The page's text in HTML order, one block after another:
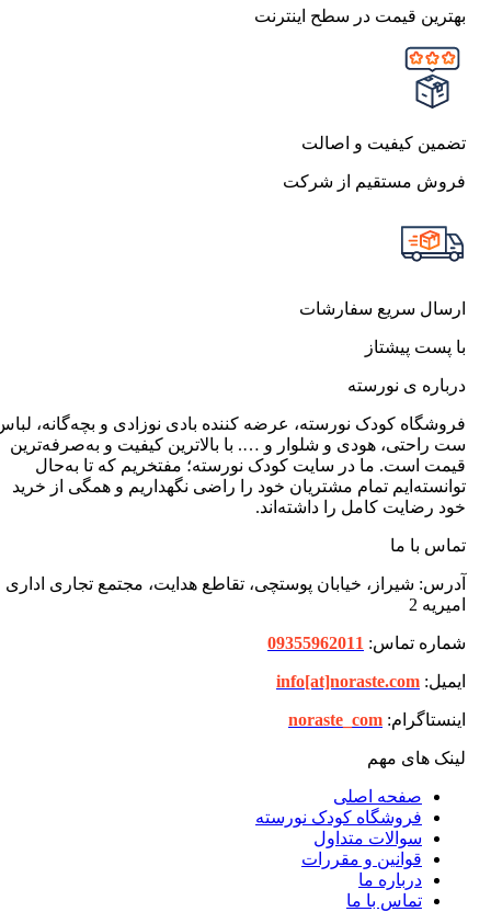
بهترین قیمت در سطح اینترنت
تضمین کیفیت و اصالت
فروش مستقیم از شرکت
ارسال سریع سفارشات
با پست پیشتاز
درباره ی نورسته
فروشگاه کودک نورسته، عرضه کننده بادی نوزادی و بچه‌گانه،
ست راحتی، هودی و شلوار و …. با بالاترین کیفیت و به‌صرفه‌ترین
قیمت است. ما در سایت کودک نورسته؛ مفتخریم که تا به‌حال
توانسته‌ایم تمام مشتریان خود را راضی نگهداریم و همگی از خرید
خود رضایت کامل را داشته‌اند.
تماس با ما
آدرس: شیراز، خیابان پوستچی، تقاطع هدایت، مجتمع تجاری اداری
امیریه 2
شماره تماس: 09355962011
ایمیل: info[at]noraste.com
اینستاگرام: noraste_com
لینک های مهم
صفحه اصلی
فروشگاه کودک نورسته
سوالات متداول
قوانین و مقررات
درباره ما
تماس با ما